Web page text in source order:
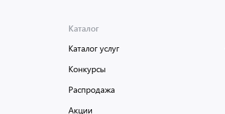
Каталог
Каталог услуг
Конкурсы
Распродажа
Акции